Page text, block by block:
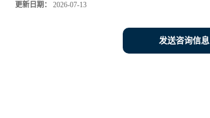
更新日期： 2026-07-13
发送咨询信息